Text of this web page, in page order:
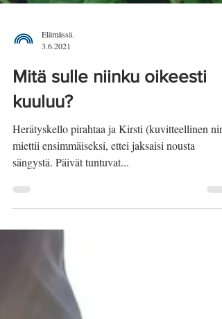
Elämässä.
3.6.2021
Mitä sulle niinku oikeesti
kuuluu?
miettii ensimmäiseksi, ettei jaksaisi nousta
sängystä. Päivät tuntuvat...